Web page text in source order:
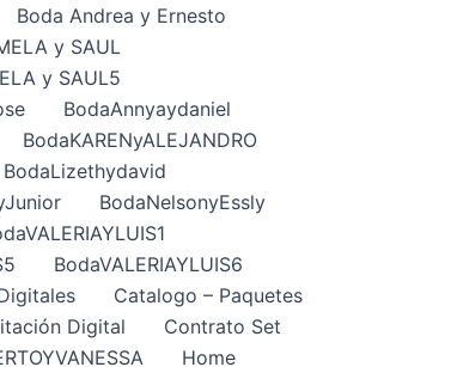
Boda Andrea y Ernesto
y SAUL
y SAUL5
BodaAnnyaydaniel
BodaKARENyALEJANDRO
BodaLizethydavid
BodaNelsonyEssly
BodaVALERIAYLUIS6
Catalogo – Paquetes
Digital
Contrato Set
Home